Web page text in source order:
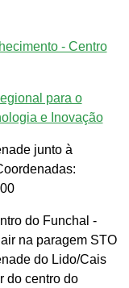
- Centro
para o
e Inovação
junto à
do Funchal -
na paragem STO
do Lido/Cais
do centro do